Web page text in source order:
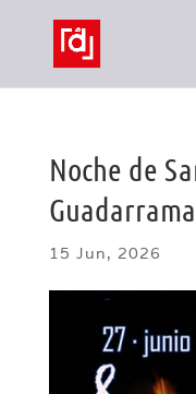
Noche de
15 Jun, 2026